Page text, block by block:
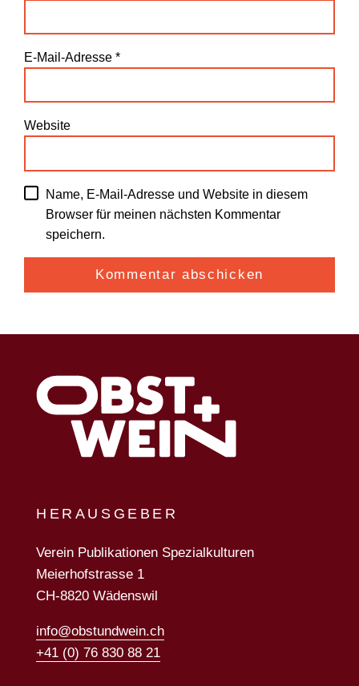
E-Mail-Adresse *
Website
Name, E-Mail-Adresse und Website in diesem
Browser für meinen nächsten Kommentar
speichern.
HERAUSGEBER
Verein Publikationen Spezialkulturen
Meierhofstrasse 1
CH-8820 Wädenswil
info@obstundwein.ch
+41 (0) 76 830 88 21